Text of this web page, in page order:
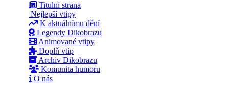
Titulní strana
Nejlepší vtipy
K aktuálnímu dění
Legendy Dikobrazu
Animované vtipy
Doplň vtip
Archiv Dikobrazu
Komunita humoru
O nás